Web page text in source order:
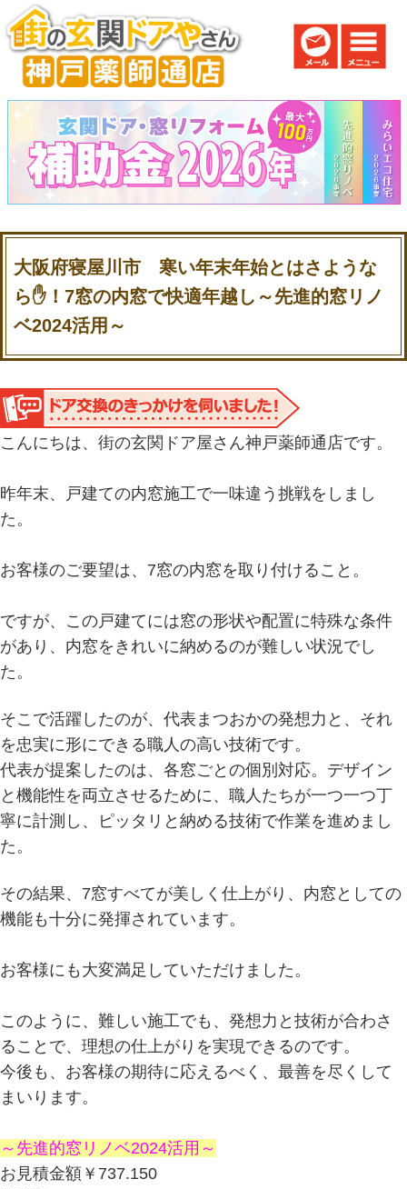
大阪府寝屋川市 寒い年末年始とはさような
ら✋！7窓の内窓で快適年越し～先進的窓リノ
ベ2024活用～
こんにちは、街の玄関ドア屋さん神戸薬師通店です。
昨年末、戸建ての内窓施工で一味違う挑戦をしまし
た。
お客様のご要望は、7窓の内窓を取り付けること。
ですが、この戸建てには窓の形状や配置に特殊な条件
があり、内窓をきれいに納めるのが難しい状況でし
た。
そこで活躍したのが、代表まつおかの発想力と、それ
を忠実に形にできる職人の高い技術です。
代表が提案したのは、各窓ごとの個別対応。デザイン
と機能性を両立させるために、職人たちが一つ一つ丁
寧に計測し、ピッタリと納める技術で作業を進めまし
た。
その結果、7窓すべてが美しく仕上がり、内窓としての
機能も十分に発揮されています。
お客様にも大変満足していただけました。
このように、難しい施工でも、発想力と技術が合わさ
ることで、理想の仕上がりを実現できるのです。
今後も、お客様の期待に応えるべく、最善を尽くして
まいります。
～先進的窓リノベ2024活用～
お見積金額￥737.150